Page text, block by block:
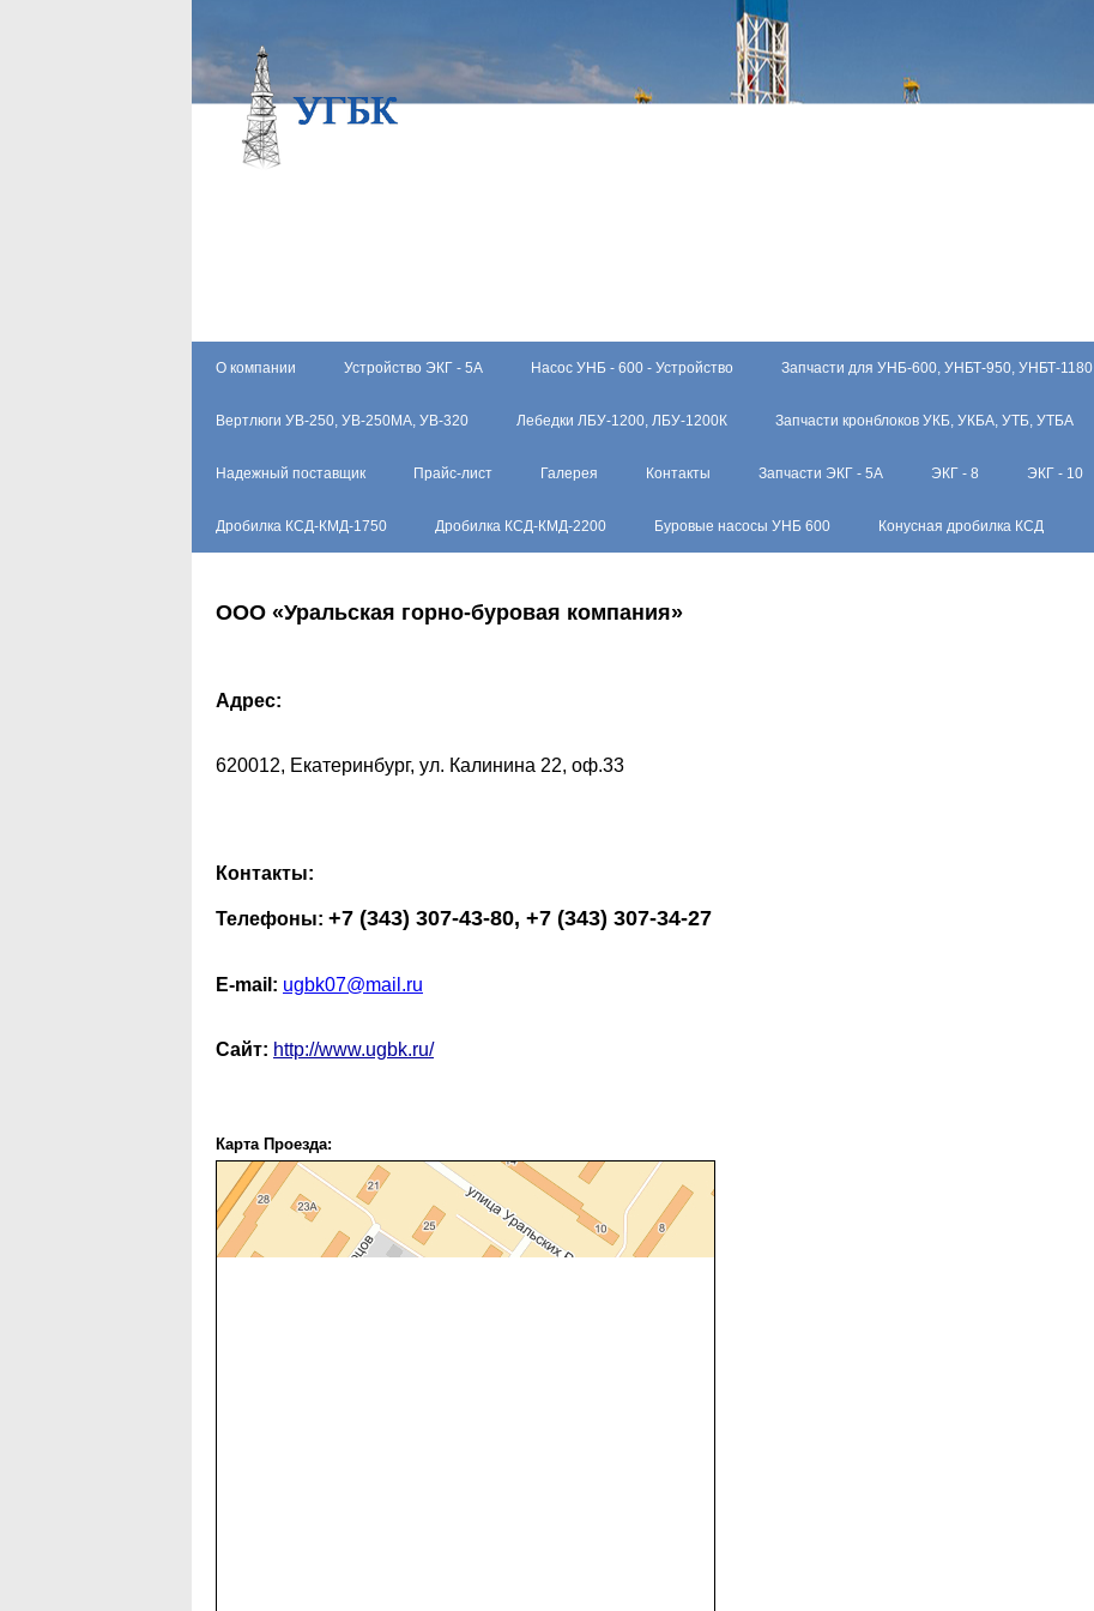
О компании Устройство ЭКГ - 5А Насос УНБ - 600 - Устройство Запчасти для УНБ-600, УНБТ-950, УНБТ-1180
Вертлюги УВ-250, УВ-250МА, УВ-320 Лебедки ЛБУ-1200, ЛБУ-1200К Запчасти кронблоков УКБ, УКБА, УТБ, УТБА
Надежный поставщик Прайс-лист Галерея Контакты Запчасти ЭКГ - 5А ЭКГ - 8 ЭКГ - 10
Дробилка КСД-КМД-1750 Дробилка КСД-КМД-2200 Буровые насосы УНБ 600 Конусная дробилка КСД
ООО «Уральская горно-буровая компания»
Адрес:
620012, Екатеринбург, ул. Калинина 22, оф.33
Контакты:
Телефоны: +7 (343) 307-43-80, +7 (343) 307-34-27
E-mail: ugbk07@mail.ru
Сайт: http://www.ugbk.ru/
Карта Проезда: